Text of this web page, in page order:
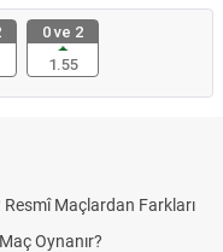
0 ve 2
1.55
Maçlardan Farkları
Oynanır?